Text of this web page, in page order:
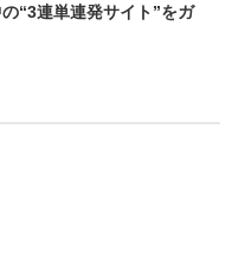
“3連単連発サイト”をガ